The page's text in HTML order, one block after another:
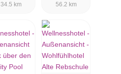
34.5 km
56.2 km